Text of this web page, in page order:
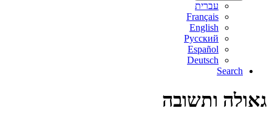
עברית
Français
English
Русский
Español
Deutsch
Search
גאולה ותשובה